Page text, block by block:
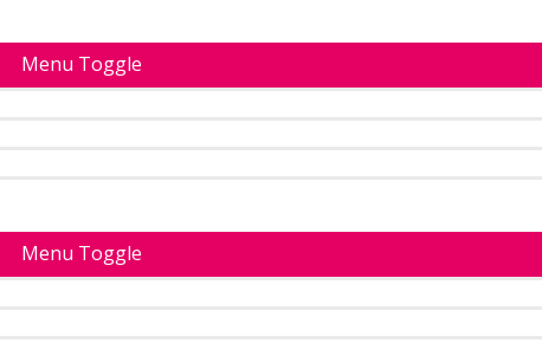
Menu Toggle
Menu Toggle